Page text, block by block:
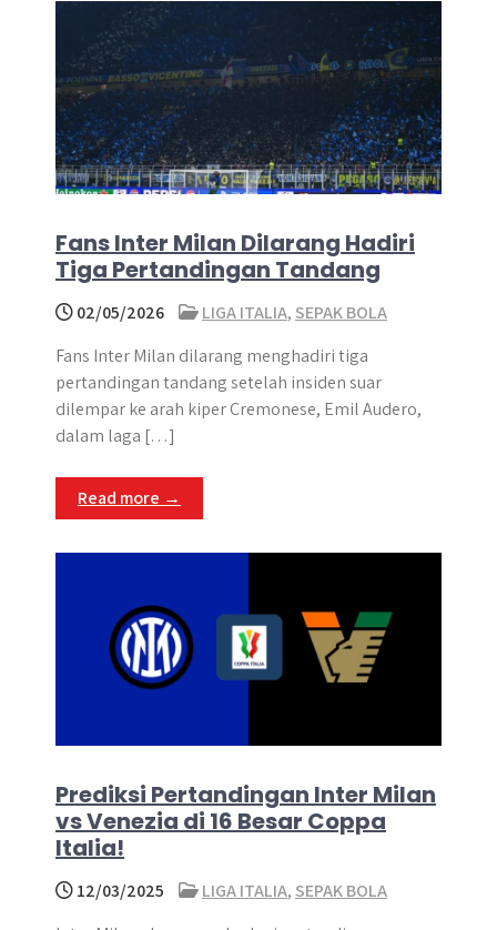
Fans Inter Milan Dilarang Hadiri
Tiga Pertandingan Tandang
02/05/2026 LIGA ITALIA, SEPAK BOLA
Fans Inter Milan dilarang menghadiri tiga
pertandingan tandang setelah insiden suar
dilempar ke arah kiper Cremonese, Emil Audero,
dalam laga […]
Read more →
Prediksi Pertandingan Inter Milan
vs Venezia di 16 Besar Coppa
Italia!
12/03/2025 LIGA ITALIA, SEPAK BOLA